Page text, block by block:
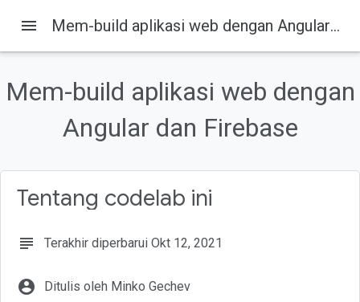
Pengantar
Yang akan Anda buat
Yang akan Anda pelajari
Yang Anda perlukan
menu Mem-build aplikasi web dengan Angular dan Firebase
Mem-build aplikasi web dengan
Angular dan Firebase
Tentang codelab ini
subject Terakhir diperbarui Okt 12, 2021
account_circle Ditulis oleh Minko Gechev